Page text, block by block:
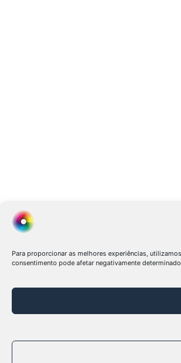
Para proporcionar as melhores experiências,
consentimento pode afetar negativamente